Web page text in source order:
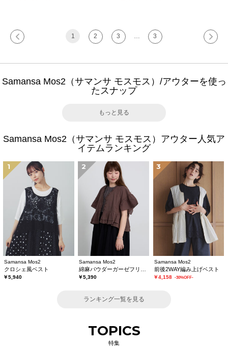
1 2 3 3
Samansa Mos2（サマンサ モスモス）/アウターを使っ
たスナップ
もっと見る
Samansa Mos2（サマンサ モスモス）アウター人気ア
イテムランキング
1
Samansa Mos2
クロシェ風ベスト
￥5,940
2
Samansa Mos2
￥5,390
3
Samansa Mos2
前後2WAY編み上げベスト
￥4,158 -30%OFF-
ランキング一覧を見る
TOPICS
特集